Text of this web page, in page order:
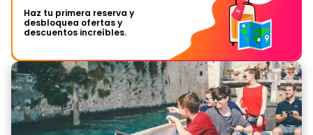
Haz tu primera reserva y
desbloquea ofertas y
descuentos increíbles.